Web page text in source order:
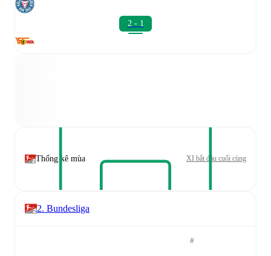
2 - 1
Thống kê mùa XI bắt đầu cuối cùng
2. Bundesliga
#